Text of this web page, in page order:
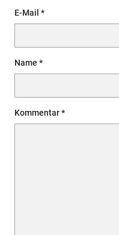
E-Mail
Name
Kommentar